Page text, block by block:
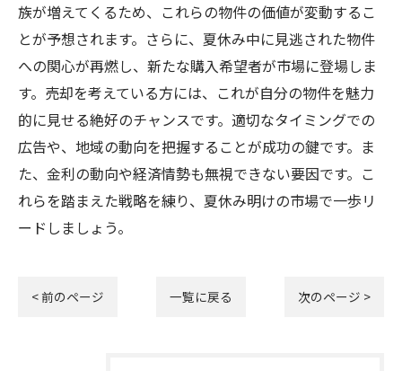
族が増えてくるため、これらの物件の価値が変動するこ
とが予想されます。さらに、夏休み中に見逃された物件
への関心が再燃し、新たな購入希望者が市場に登場しま
す。売却を考えている方には、これが自分の物件を魅力
的に見せる絶好のチャンスです。適切なタイミングでの
広告や、地域の動向を把握することが成功の鍵です。ま
た、金利の動向や経済情勢も無視できない要因です。こ
れらを踏まえた戦略を練り、夏休み明けの市場で一歩リ
ードしましょう。
< 前のページ 一覧に戻る 次のページ >